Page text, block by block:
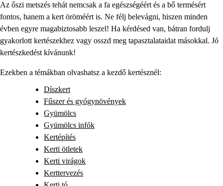
Az őszi metszés tehát nemcsak a fa egészségéért és a bő termésért
fontos, hanem a kert öröméért is. Ne félj belevágni, hiszen minden
évben egyre magabiztosabb leszel! Ha kérdésed van, bátran fordulj
gyakorlott kertészekhez vagy osszd meg tapasztalataidat másokkal. Jó
kertészkedést kívánunk!
Ezekben a témákban olvashatsz a kezdő kertésznél:
Díszkert
Fűszer és gyógynövények
Gyümölcs
Gyümölcs infók
Kertépítés
Kerti ötletek
Kerti virágok
Kerttervezés